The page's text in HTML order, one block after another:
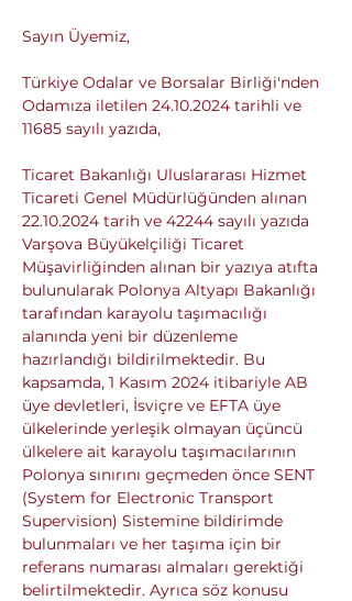
Sayın Üyemiz,
Türkiye Odalar ve Borsalar Birliği'nden
Odamıza iletilen 24.10.2024 tarihli ve
11685 sayılı yazıda,
Ticaret Bakanlığı Uluslararası Hizmet
Ticareti Genel Müdürlüğünden alınan
22.10.2024 tarih ve 42244 sayılı yazıda
Varşova Büyükelçiliği Ticaret
Müşavirliğinden alınan bir yazıya atıfta
bulunularak Polonya Altyapı Bakanlığı
tarafından karayolu taşımacılığı
alanında yeni bir düzenleme
hazırlandığı bildirilmektedir. Bu
kapsamda, 1 Kasım 2024 itibariyle AB
üye devletleri, İsviçre ve EFTA üye
ülkelerinde yerleşik olmayan üçüncü
ülkelere ait karayolu taşımacılarının
Polonya sınırını geçmeden önce SENT
(System for Electronic Transport
Supervision) Sistemine bildirimde
bulunmaları ve her taşıma için bir
referans numarası almaları gerektiği
belirtilmektedir. Ayrıca söz konusu